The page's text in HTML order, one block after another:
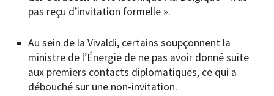
pas reçu d’invitation formelle ».
Au sein de la Vivaldi, certains soupçonnent la
ministre de l’Énergie de ne pas avoir donné suite
aux premiers contacts diplomatiques, ce qui a
débouché sur une non-invitation.